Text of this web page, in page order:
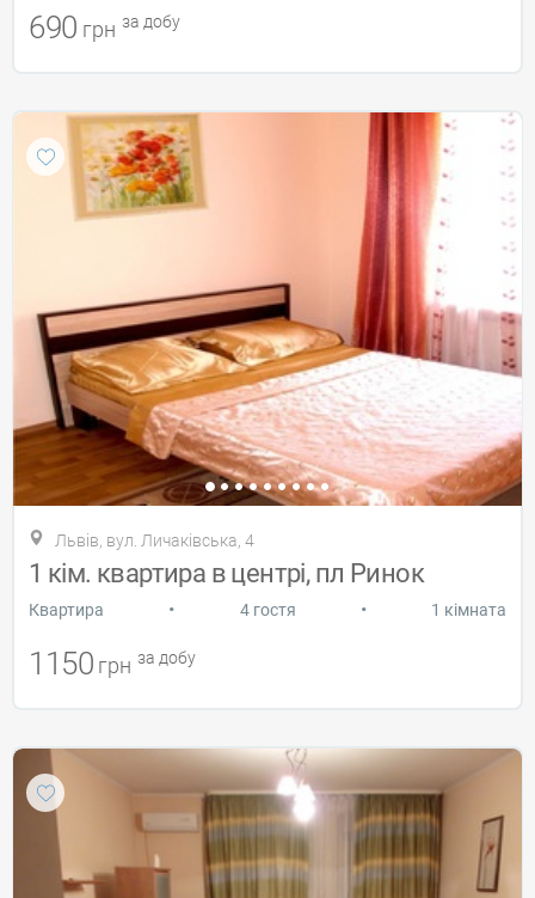
690 грн за добу
Львів, вул. Личаківська, 4
1 кім. квартира в центрі, пл Ринок
Квартира • 4 гостя • 1 кімната
1150 грн за добу